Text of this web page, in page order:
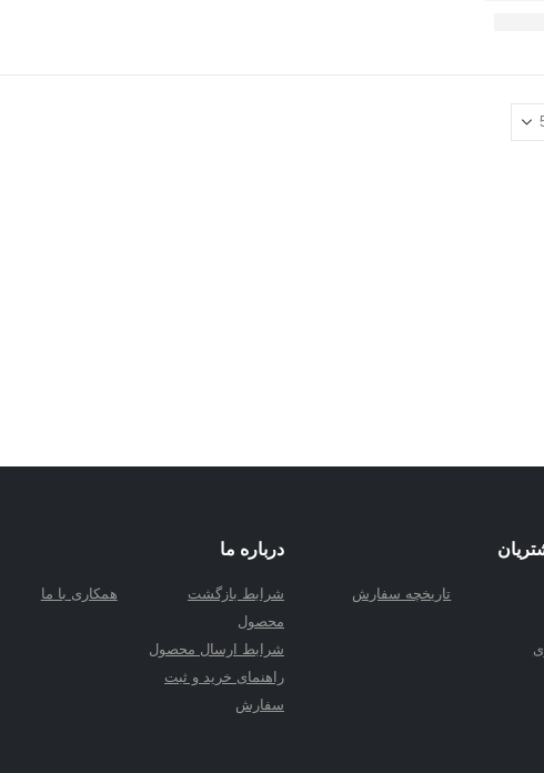
تاریخچه سفارش
درباره ما
شرابط بازگشت
محصول
شرابط ارسال محصول
راهنمای خرید و ثبت
سفارش
همکاری با ما